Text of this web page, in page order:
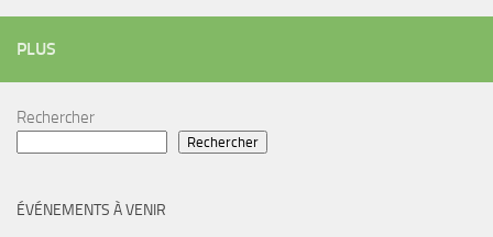
PLUS
Rechercher
Rechercher
ÉVÉNEMENTS À VENIR